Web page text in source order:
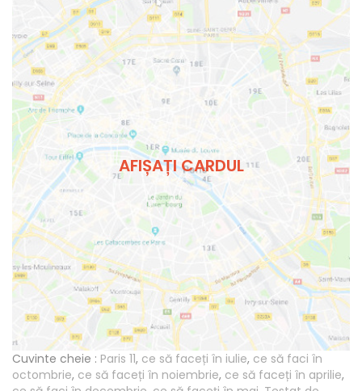
AFIȘAȚI CARDUL
Cuvinte cheie : Paris 11, ce să faceți în iulie, ce să faci în
octombrie, ce să faceți în noiembrie, ce să faceți în aprilie,